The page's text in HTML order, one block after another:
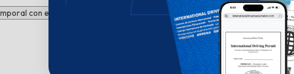
con el correo electrónico. ¿Necesitas ayuda? ¡Chatea con nosotros!